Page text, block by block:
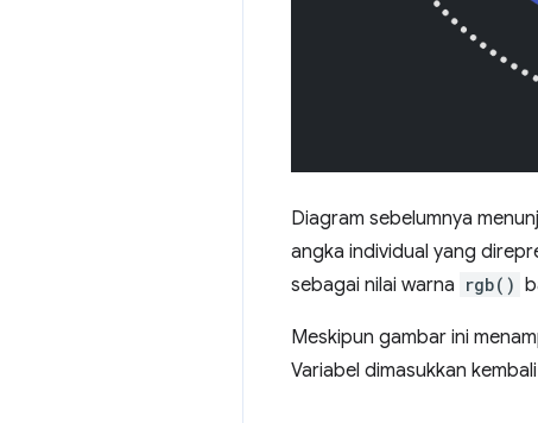
Diagram sebelumnya
angka individual yang
sebagai nilai warna rgb()
Meskipun gambar ini
Variabel dimasukkan